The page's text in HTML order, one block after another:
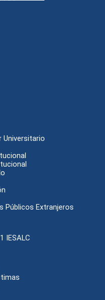
Universitario
Públicos Extranjeros
IESALC